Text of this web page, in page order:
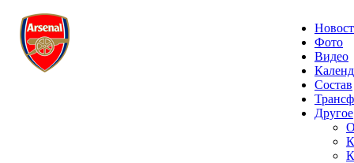
Фото
Видео
Состав
Другое